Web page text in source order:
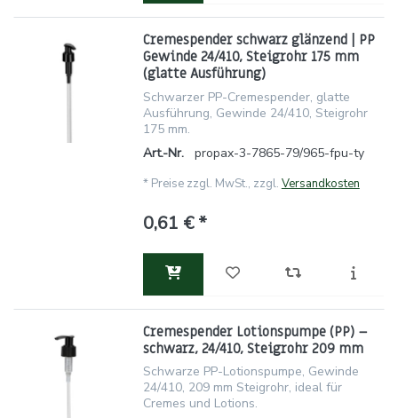
Cremespender schwarz glänzend | PP
Gewinde 24/410, Steigrohr 175 mm
(glatte Ausführung)
Schwarzer PP-Cremespender, glatte
Ausführung, Gewinde 24/410, Steigrohr
175 mm.
Art.-Nr.
propax-3-7865-79/965-fpu-ty
* Preise zzgl. MwSt., zzgl. Versandkosten
0,61 € *
Cremespender Lotionspumpe (PP) –
schwarz, 24/410, Steigrohr 209 mm
Schwarze PP-Lotionspumpe, Gewinde
24/410, 209 mm Steigrohr, ideal für
Cremes und Lotions.